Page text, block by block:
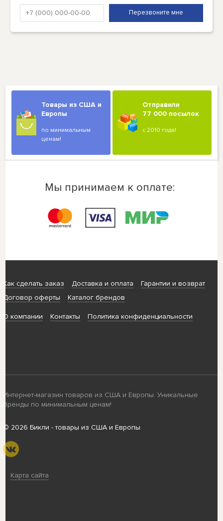
Товары из США и
Европы
по минимальным
ценам!
Отправили
77 000 посылок
с 2010 года!
Мы принимаем к оплате:
Как сделать заказ Доставка и оплата
Гарантии и возврат
Договор оферты
Каталог брендов
О компании Контакты Политика конфиденциальности
Интернет-магазин товаров из США и Европы. Уникальные
бренды по минимальным ценам!
© 2026 Бикли - товары из США и Европы
Карта сайта